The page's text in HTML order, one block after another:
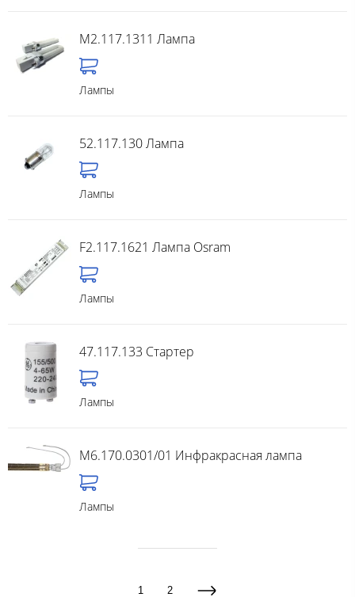
M2.117.1311 Лампа
Лампы
52.117.130 Лампа
Лампы
F2.117.1621 Лампа Osram
Лампы
47.117.133 Стартер
Лампы
M6.170.0301/01 Инфракрасная лампа
Лампы
1 2